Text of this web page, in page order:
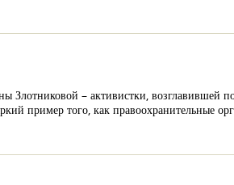
Злотниковой – активистки, возглавившей
пример того, как правоохранительные